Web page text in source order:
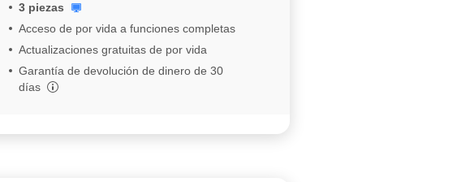
3 piezas
Acceso de por vida a funciones completas
Actualizaciones gratuitas de por vida
Garantía de devolución de dinero de 30
días